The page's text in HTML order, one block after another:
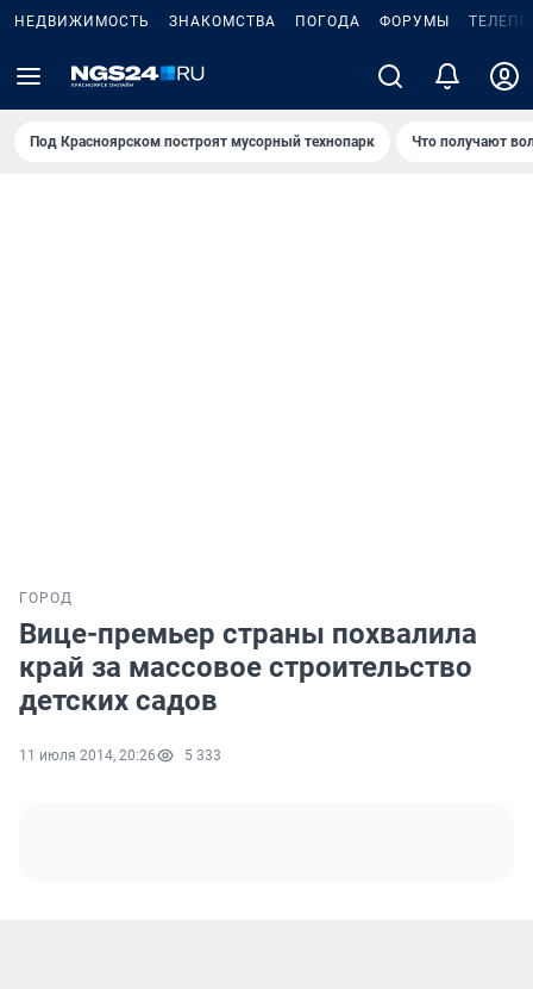
НЕДВИЖИМОСТЬ ЗНАКОМСТВА ПОГОДА ФОРУМЫ
Под Крaсноярском построят мусорный технопарк Что получают
ГОРОД
Вице-премьер страны похвалила
край за массовое строительство
детских садов
11 июля 2014, 20:26 5 333